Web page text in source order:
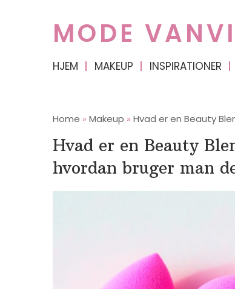
MODE
HJEM MAKEUP INSPIRATIONER
Home » Makeup » Hvad er en Beauty
Hvad er en Beauty
hvordan bruger man